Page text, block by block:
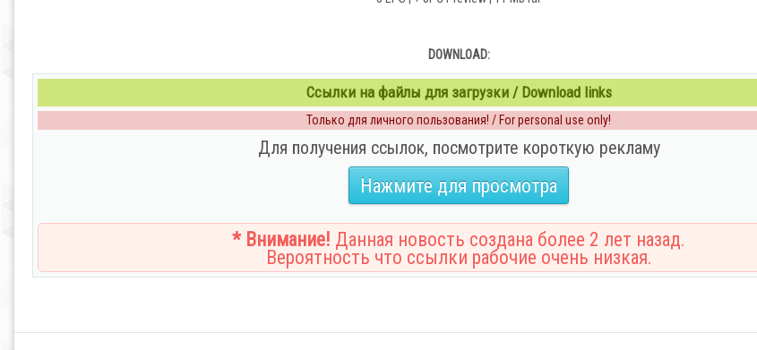
DOWNLOAD:
Ссылки на файлы для загрузки / Download links
Только для личного пользования! / For personal use only!
Для получения ссылок, посмотрите короткую рекламу
Нажмите для просмотра
* Внимание! Данная новость создана более 2 лет назад.
Вероятность что ссылки рабочие очень низкая.